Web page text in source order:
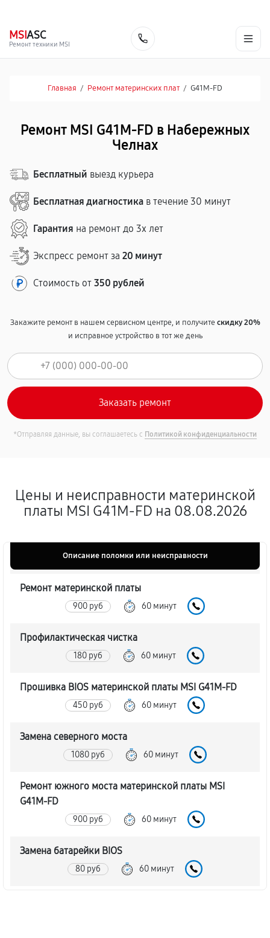
MSIASC
Ремонт техники MSI
Главная / Ремонт материнских плат / G41M-FD
Ремонт MSI G41M-FD в Набережных
Челнах
Бесплатный выезд курьера
Бесплатная диагностика в течение 30 минут
Гарантия на ремонт до 3х лет
Экспресс ремонт за 20 минут
Стоимость от 350 рублей
Закажите ремонт в нашем сервисном центре, и получитескидку 20%
и исправное устройство в тот же день
*Отправляя данные, вы соглашаетесь с Политикой конфиденциальности
Цены и неисправности материнской
платы MSI G41M-FD на 08.08.2026
Описание поломки или неисправности
Ремонт материнской платы
900 руб 60 минут
Профилактическая чистка
180 руб 60 минут
Прошивка BIOS материнской платы MSI G41M-FD
450 руб 60 минут
Замена северного моста
1080 руб 60 минут
Ремонт южного моста материнской платы MSI
G41M-FD
900 руб 60 минут
Замена батарейки BIOS
80 руб 60 минут